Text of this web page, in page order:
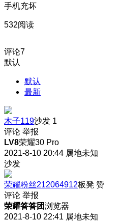
手机充坏
532阅读
评论7
默认
默认
最新
木子119沙发 1
评论 举报
LV8荣耀30 Pro
2021-8-10 20:44 属地未知
沙发
荣耀粉丝212064912板凳 赞
评论 举报
荣耀答答团浏览器
2021-8-10 22:41 属地未知